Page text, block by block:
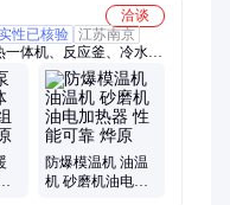
洽谈
性已核验 江苏南京
一体机、反应釜、冷水
、加热制冷设备、冷却
、防爆模温机、不锈钢
冷水机、防爆螺杆冷水
冷式螺杆式冷水机、箱
机
防爆模温机 油温
机 砂磨机油电加